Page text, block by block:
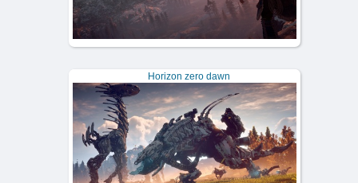
Horizon zero dawn